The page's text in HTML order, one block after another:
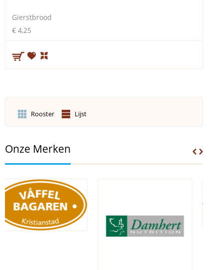
Gierstbrood
€ 4,25
Rooster Lijst
Onze Merken